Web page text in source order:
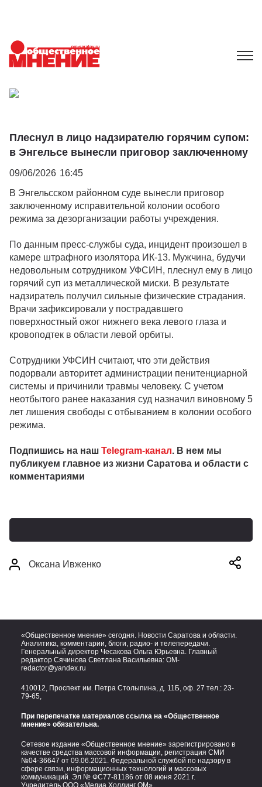
Плеснул в лицо надзирателю горячим супом:
в Энгельсе вынесли приговор заключенному
09/06/2026 16:45
В Энгельсском районном суде вынесли приговор
заключенному исправительной колонии особого
режима за дезорганизации работы учреждения.
По данным пресс-службы суда, инцидент произошел в
камере штрафного изолятора ИК-13. Мужчина, будучи
недовольным сотрудником УФСИН, плеснул ему в лицо
горячий суп из металлической миски. В результате
надзиратель получил сильные физические страдания.
Врачи зафиксировали у пострадавшего
поверхностный ожог нижнего века левого глаза и
кровоподтек в области левой орбиты.
Сотрудники УФСИН считают, что эти действия
подорвали авторитет администрации пенитенциарной
системы и причинили травмы человеку. С учетом
неотбытого ранее наказания суд назначил виновному 5
лет лишения свободы с отбыванием в колонии особого
режима.
Подпишись на наш Telegram-канал. В нем мы
публикуем главное из жизни Саратова и области с
комментариями
Оксана Ивженко
«Общественное мнение» сегодня. Новости Саратова и области.
Аналитика, комментарии, блоги, радио- и телепередачи.
Генеральный директор Чесакова Ольга Юрьевна. Главный
редактор Сячинова Светлана Васильевна: OM-
redactor@yandex.ru
410012, Проспект им. Петра Столыпина, д. 11Б, оф. 27 тел.: 23-
79-65,
При перепечатке материалов ссылка на «Общественное
мнение» обязательна.
Сетевое издание «Общественное мнение» зарегистрировано в
качестве средства массовой информации, регистрация СМИ
№04-36647 от 09.06.2021. Федеральной службой по надзору в
сфере связи, информационных технологий и массовых
коммуникаций. Эл № ФС77-81186 от 08 июня 2021 г.
Учредитель ООО «Медиа Холдинг ОМ»